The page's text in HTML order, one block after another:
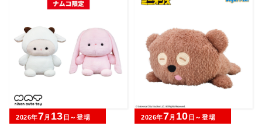
2026年7月 13 日～登場 2026年7月 10 日～登場